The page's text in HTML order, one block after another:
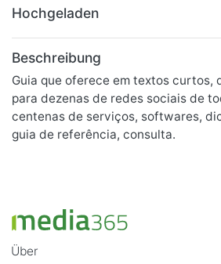
Hochgeladen
Beschreibung
Guia que oferece em textos curtos,
para dezenas de redes sociais de
centenas de serviços, softwares,
guia de referência, consulta.
Über